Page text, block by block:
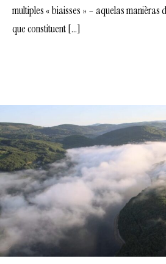
multiples « biaisses » – aquelas manièras
que constituent […]